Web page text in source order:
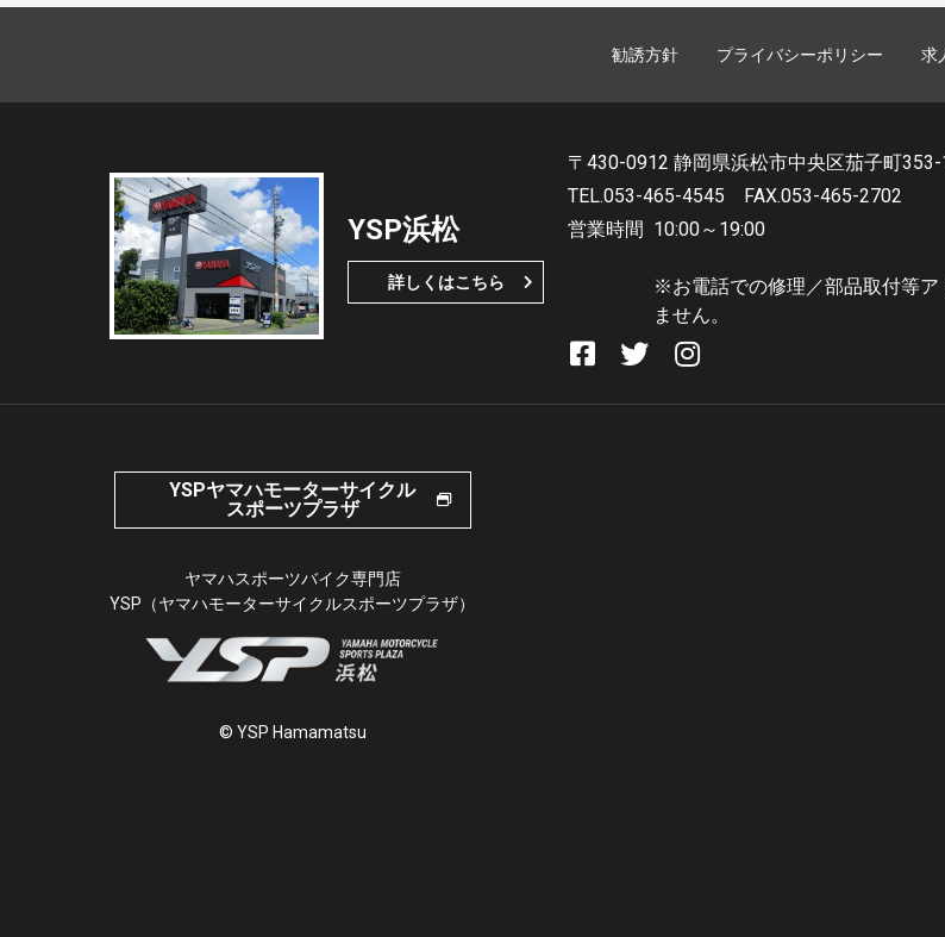
勧誘方針 プライバシーポリシー 求
YSP浜松
詳しくはこちら
〒430-0912 静岡県浜松市中央区茄子町353-
TEL.053-465-4545
FAX.053-465-2702
営業時間 10:00～19:00
※お電話での修理／部品取付等ア
ません。
YSPヤマハモーターサイクル
スポーツプラザ
ヤマハスポーツバイク専門店
YSP（ヤマハモーターサイクルスポーツプラザ）
© YSP Hamamatsu